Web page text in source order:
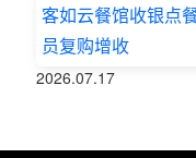
客如云餐馆收银点
员复购增收
2026.07.17